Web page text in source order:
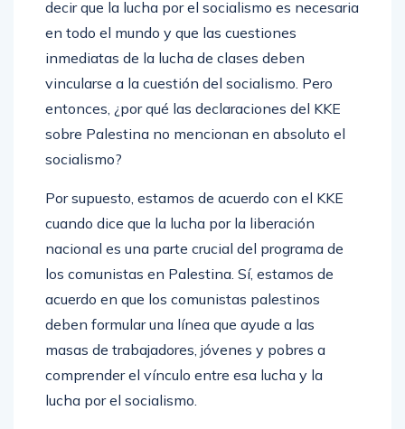
decir que la lucha por el socialismo es necesaria
en todo el mundo y que las cuestiones
inmediatas de la lucha de clases deben
vincularse a la cuestión del socialismo. Pero
entonces, ¿por qué las declaraciones del KKE
sobre Palestina no mencionan en absoluto el
socialismo?
Por supuesto, estamos de acuerdo con el KKE
cuando dice que la lucha por la liberación
nacional es una parte crucial del programa de
los comunistas en Palestina. Sí, estamos de
acuerdo en que los comunistas palestinos
deben formular una línea que ayude a las
masas de trabajadores, jóvenes y pobres a
comprender el vínculo entre esa lucha y la
lucha por el socialismo.